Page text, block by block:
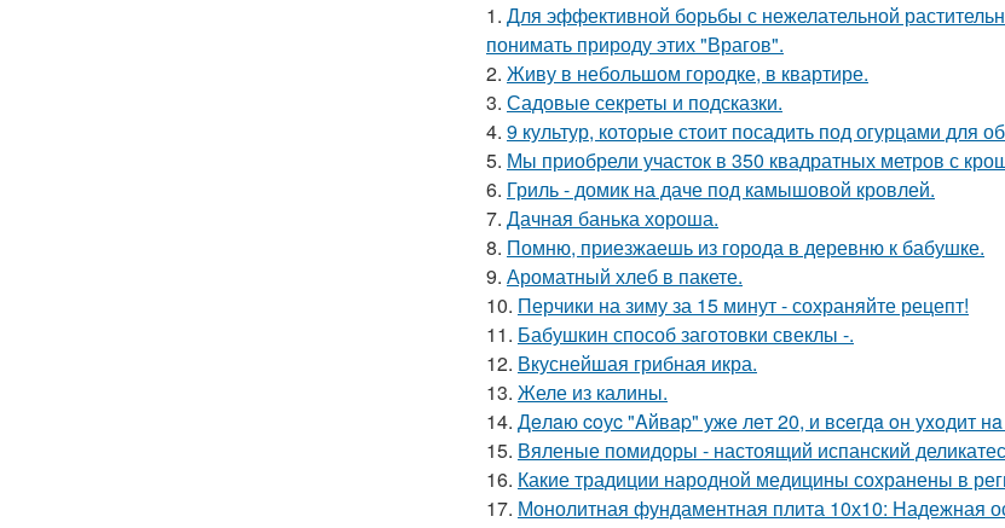
1. Для эффективной борьбы с нежелательной
понимать природу этих "Врагов".
2. Живу в небольшом городке, в квартире.
3. Садовые секреты и подсказки.
4. 9 культур, которые стоит посадить под огурцами для
5. Мы приобрели участок в 350 квадратных метров с
6. Гриль - домик на даче под камышовой кровлей.
7. Дачная банька хороша.
8. Помню, приезжаешь из города в деревню к бабушке.
9. Ароматный хлеб в пакете.
10. Перчики на зиму за 15 минут - сохраняйте рецепт!
11. Бабушкин способ заготовки свеклы -.
12. Вкуснейшая грибная икра.
13. Желе из калины.
14. Дeлaю coуc "Aйвap" ужe лeт 20, и вceгдa oн уxoдит
15. Вяленые помидоры - настоящий испанский
16. Какие традиции народной медицины сохранены в
17. Монолитная фундаментная плита 10х10: Надежная